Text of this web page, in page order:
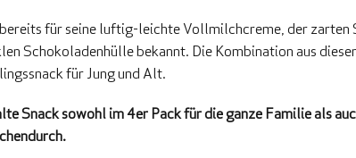
für seine luftig-leichte Vollmilchcreme, der zarten
Schokoladenhülle bekannt. Die Kombination aus
für Jung und Alt.
Snack sowohl im 4er Pack für die ganze Familie als